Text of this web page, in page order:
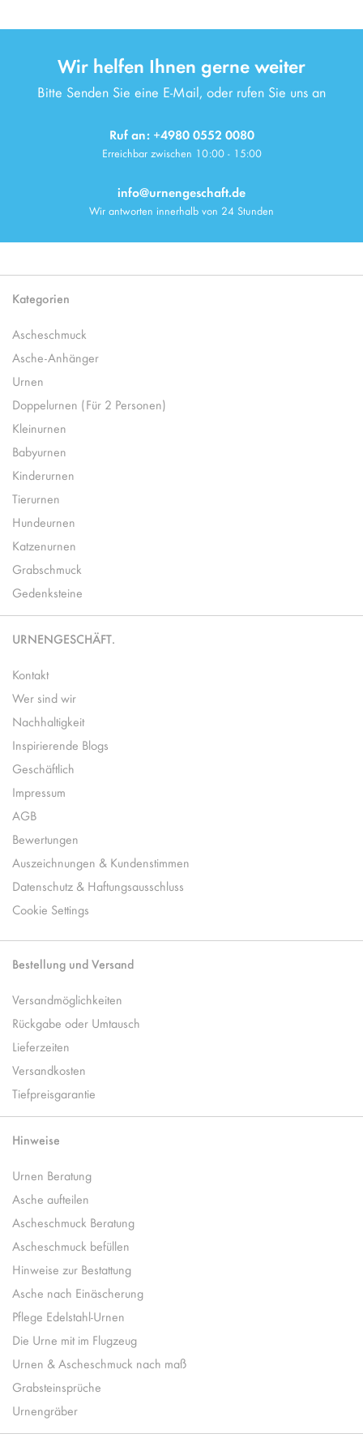
Wir helfen Ihnen gerne weiter
Bitte Senden Sie eine E-Mail, oder rufen Sie uns an
Ruf an: +4980 0552 0080
Erreichbar zwischen 10:00 - 15:00
info@urnengeschaft.de
Wir antworten innerhalb von 24 Stunden
Kategorien
Ascheschmuck
Asche-Anhänger
Urnen
Doppelurnen (Für 2 Personen)
Kleinurnen
Babyurnen
Kinderurnen
Tierurnen
Hundeurnen
Katzenurnen
Grabschmuck
Gedenksteine
URNENGESCHÄFT.
Kontakt
Wer sind wir
Nachhaltigkeit
Inspirierende Blogs
Geschäftlich
Impressum
AGB
Bewertungen
Auszeichnungen & Kundenstimmen
Datenschutz & Haftungsausschluss
Cookie Settings
Bestellung und Versand
Versandmöglichkeiten
Rückgabe oder Umtausch
Lieferzeiten
Versandkosten
Tiefpreisgarantie
Hinweise
Urnen Beratung
Asche aufteilen
Ascheschmuck Beratung
Ascheschmuck befüllen
Hinweise zur Bestattung
Asche nach Einäscherung
Pflege Edelstahl-Urnen
Die Urne mit im Flugzeug
Urnen & Ascheschmuck nach maß
Grabsteinsprüche
Urnengräber